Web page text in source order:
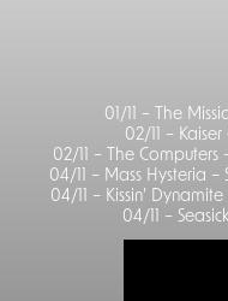
01/11 – The
02/11 –
02/11 – The
04/11 – Mass Hysteria
04/11 – Kissin’
04/11 –